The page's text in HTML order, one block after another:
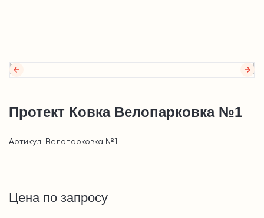
Протект Ковка Велопарковка №1
Артикул: Велопарковка №1
Цена по запросу